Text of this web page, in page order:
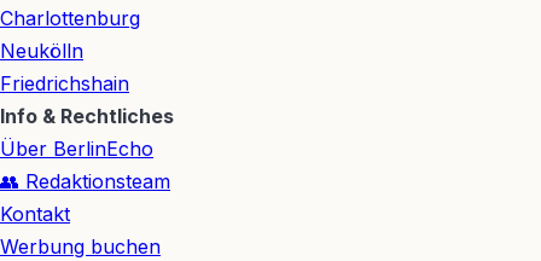
Charlottenburg
Neukölln
Friedrichshain
Info & Rechtliches
Über BerlinEcho
👥 Redaktionsteam
Kontakt
Werbung buchen